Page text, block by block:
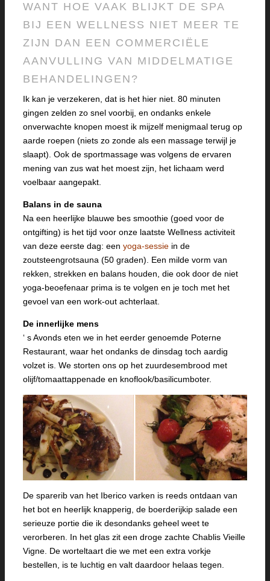
WANT HOE VAAK BLIJKT DE SPA
BIJ EEN WELLNESS NIET MEER TE
ZIJN DAN EEN COMMERCIËLE
AANVULLING VAN MIDDELMATIGE
BEHANDELINGEN?
Ik kan je verzekeren, dat is het hier niet. 80 minuten
gingen zelden zo snel voorbij, en ondanks enkele
onverwachte knopen moest ik mijzelf menigmaal terug op
aarde roepen (niets zo zonde als een massage terwijl je
slaapt). Ook de sportmassage was volgens de ervaren
mening van zus wat het moest zijn, het lichaam werd
voelbaar aangepakt.
Balans in de sauna
Na een heerlijke blauwe bes smoothie (goed voor de
ontgifting) is het tijd voor onze laatste Wellness activiteit
van deze eerste dag: een yoga-sessie in de
zoutsteengrotsauna (50 graden). Een milde vorm van
rekken, strekken en balans houden, die ook door de niet
yoga-beoefenaar prima is te volgen en je toch met het
gevoel van een work-out achterlaat.
De innerlijke mens
‘ s Avonds eten we in het eerder genoemde Poterne
Restaurant, waar het ondanks de dinsdag toch aardig
volzet is. We storten ons op het zuurdesembrood met
olijf/tomaattappenade en knoflook/basilicumboter.
De sparerib van het Iberico varken is reeds ontdaan van
het bot en heerlijk knapperig, de boerderijkip salade een
serieuze portie die ik desondanks geheel weet te
verorberen. In het glas zit een droge zachte Chablis Vieille
Vigne. De worteltaart die we met een extra vorkje
bestellen, is te luchtig en valt daardoor helaas tegen.